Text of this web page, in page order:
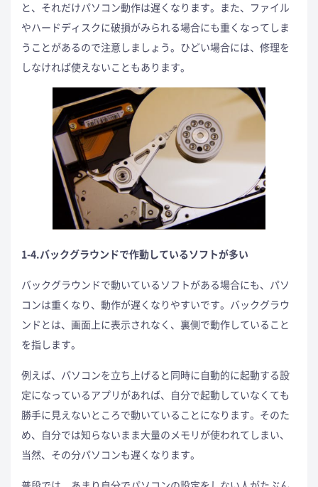
と、それだけパソコン動作は遅くなります。また、ファイル
やハードディスクに破損がみられる場合にも重くなってしま
うことがあるので注意しましょう。ひどい場合には、修理を
しなければ使えないこともあります。
1-4.バックグラウンドで作動しているソフトが多い
バックグラウンドで動いているソフトがある場合にも、パソ
コンは重くなり、動作が遅くなりやすいです。バックグラウ
ンドとは、画面上に表示されなく、裏側で動作していること
を指します。
例えば、パソコンを立ち上げると同時に自動的に起動する設
定になっているアプリがあれば、自分で起動していなくても
勝手に見えないところで動いていることになります。そのた
め、自分では知らないまま大量のメモリが使われてしまい、
当然、その分パソコンも遅くなります。